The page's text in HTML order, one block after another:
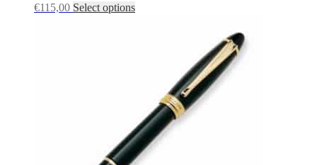
€115,00 Select options